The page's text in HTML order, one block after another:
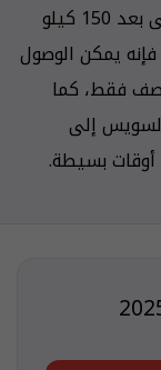
كما يتميز ماونتن فيو السخنة 2 بوجوده على بعد 150 كيلو
فإنه يمكن الوصول
فقط، كما
إلى